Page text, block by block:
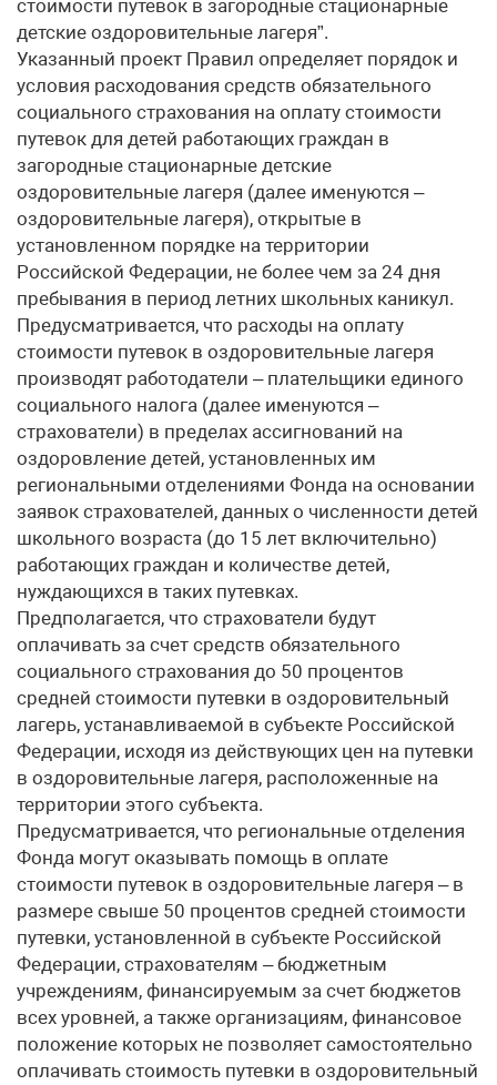
стоимости путевок в загородные стационарные
детские оздоровительные лагеря”.
Указанный проект Правил определяет порядок и
условия расходования средств обязательного
социального страхования на оплату стоимости
путевок для детей работающих граждан в
загородные стационарные детские
оздоровительные лагеря (далее именуются –
оздоровительные лагеря), открытые в
установленном порядке на территории
Российской Федерации, не более чем за 24 дня
пребывания в период летних школьных каникул.
Предусматривается, что расходы на оплату
стоимости путевок в оздоровительные лагеря
производят работодатели – плательщики единого
социального налога (далее именуются –
страхователи) в пределах ассигнований на
оздоровление детей, установленных им
региональными отделениями Фонда на основании
заявок страхователей, данных о численности детей
школьного возраста (до 15 лет включительно)
работающих граждан и количестве детей,
нуждающихся в таких путевках.
Предполагается, что страхователи будут
оплачивать за счет средств обязательного
социального страхования до 50 процентов
средней стоимости путевки в оздоровительный
лагерь, устанавливаемой в субъекте Российской
Федерации, исходя из действующих цен на путевки
в оздоровительные лагеря, расположенные на
территории этого субъекта.
Предусматривается, что региональные отделения
Фонда могут оказывать помощь в оплате
стоимости путевок в оздоровительные лагеря – в
размере свыше 50 процентов средней стоимости
путевки, установленной в субъекте Российской
Федерации, страхователям – бюджетным
учреждениям, финансируемым за счет бюджетов
всех уровней, а также организациям, финансовое
положение которых не позволяет самостоятельно
оплачивать стоимость путевки в оздоровительный